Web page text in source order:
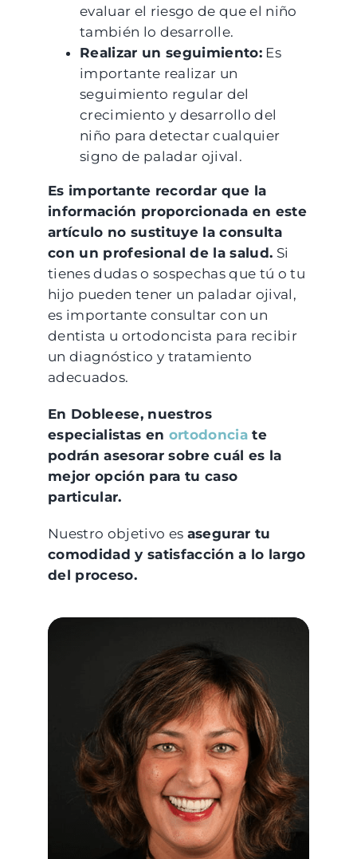
evaluar el riesgo de que el niño
también lo desarrolle.
Realizar un seguimiento: Es
importante realizar un
seguimiento regular del
crecimiento y desarrollo del
niño para detectar cualquier
signo de paladar ojival.
Es importante recordar que la
información proporcionada en este
artículo no sustituye la consulta
con un profesional de la salud. Si
tienes dudas o sospechas que tú o tu
hijo pueden tener un paladar ojival,
es importante consultar con un
dentista u ortodoncista para recibir
un diagnóstico y tratamiento
adecuados.
En Dobleese, nuestros
especialistas en ortodoncia te
podrán asesorar sobre cuál es la
mejor opción para tu caso
particular.
Nuestro objetivo es asegurar tu
comodidad y satisfacción a lo largo
del proceso.